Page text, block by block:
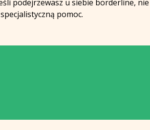
podejrzewasz u siebie borderline,
specjalistyczną pomoc.